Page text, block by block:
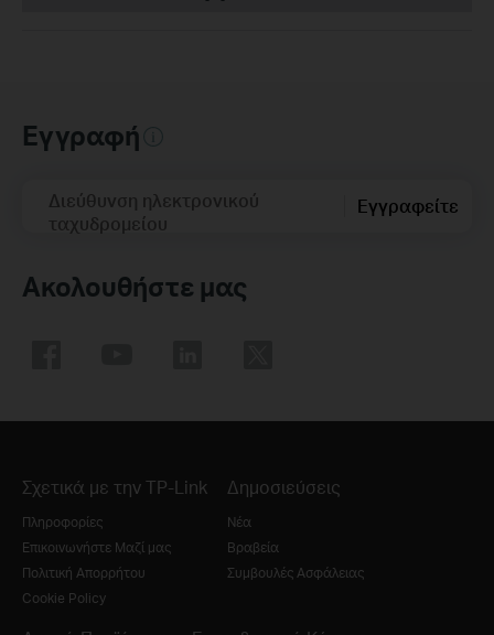
Εγγραφή
Διεύθυνση ηλεκτρονικού
ταχυδρομείου
Εγγραφείτε
Ακολουθήστε μας
Σχετικά με την TP-Link
Πληροφορίες
Επικοινωνήστε Μαζί μας
Πολιτική Απορρήτου
Cookie Policy
Δημοσιεύσεις
Νέα
Βραβεία
Συμβουλές Ασφάλειας